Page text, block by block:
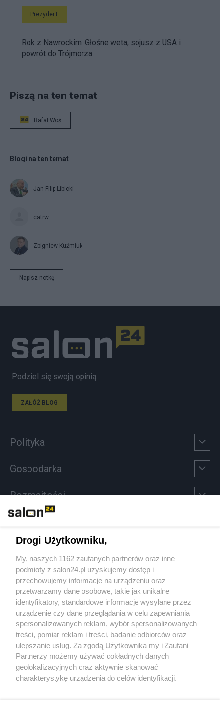
Prezydent
Rok z Nawrockim. Głośne weta, sojusz z USA i
powrót do Trójmorza
Piszą na ten temat
Rafał Woś
Blogi na ten temat
Jan Filip Libicki
catrw
Zbigniew Kuźmiuk
Napisz notkę
Podziel się swoją opinią
ZAŁÓŻ BLOG
Polityka
Gospodarka
Rozmaitości
Sport
Społeczeństwo
Kultura
X Facebook Instagram Youtube
Drogi Użytkowniku,
My, naszych 1162 zaufanych partnerów oraz inne
podmioty z salon24.pl uzyskujemy dostęp i
przechowujemy informacje na urządzeniu oraz
przetwarzamy dane osobowe, takie jak unikalne
identyfikatory, standardowe informacje wysyłane przez
urządzenie czy dane przeglądania w celu zapewniania
spersonalizowanych reklam, wybór spersonalizowanych
treści, pomiar reklam i treści, badanie odbiorców oraz
ulepszanie usług. Za zgodą Użytkownika my i Zaufani
Partnerzy możemy używać dokładnych danych
geolokalizacyjnych oraz aktywnie skanować
charakterystykę urządzenia do celów identyfikacji.